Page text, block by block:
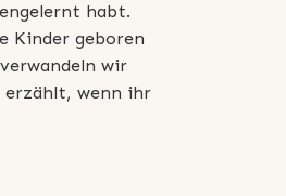
habt.
Kinder geboren
wir
erzählt, wenn ihr